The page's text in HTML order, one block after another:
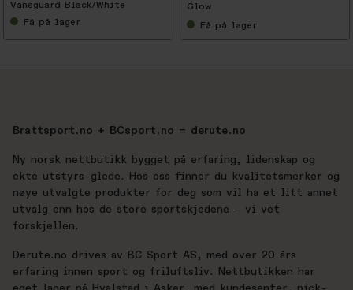
Vansguard Black/White
Få på lager
Glow
Få på lager
Brattsport.no + BCsport.no = derute.no
Ny norsk nettbutikk bygget på erfaring, lidenskap og
ekte utstyrs-glede. Hos oss finner du kvalitetsmerker og
nøye utvalgte produkter for deg som vil ha et litt annet
utvalg enn hos de store sportskjedene – vi vet
forskjellen.
Derute.no drives av BC Sport AS, med over 20 års
erfaring innen sport og friluftsliv. Nettbutikken har